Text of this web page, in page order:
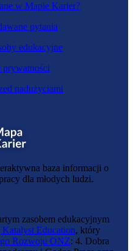
baza informacji o
dla młodych ludzi.
w Mapie Karier?
pytania
edukacyjne
prywatności
nadużyciami
zasobem edukacyjnym
Katalyst Education, który
Rozwoju ONZ: 4. Dobra